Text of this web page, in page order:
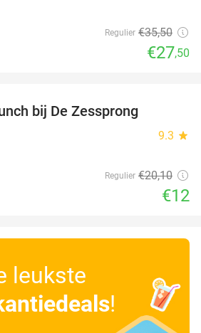
Regulier €35,50
€27,50
bij De Zessprong
9.3 star
Regulier €20,10
€12
leukste
!